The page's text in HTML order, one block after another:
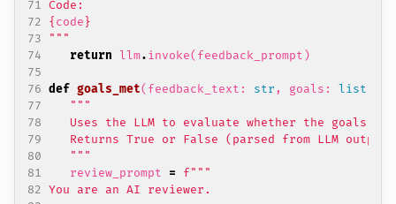
{ code }
"""
return llm.invoke( feedback_prompt )
def goals_met( feedback_text : str , goals : list
   """
review_prompt
= f